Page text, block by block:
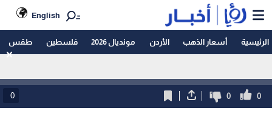
English
الرئيسية أسعار الذهب الأردن مونديال 2026 فلسطين طقس
0 0
0